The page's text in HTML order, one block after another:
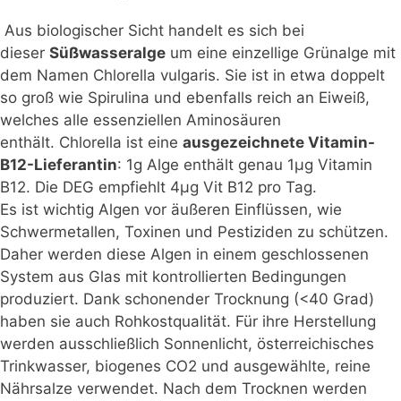
Aus biologischer Sicht handelt es sich bei
dieser Süßwasseralge um eine einzellige Grünalge mit
dem Namen Chlorella vulgaris. Sie ist in etwa doppelt
so groß wie Spirulina und ebenfalls reich an Eiweiß,
welches alle essenziellen Aminosäuren
enthält. Chlorella ist eine ausgezeichnete Vitamin-
B12-Lieferantin: 1g Alge enthält genau 1µg Vitamin
B12. Die DEG empfiehlt 4µg Vit B12 pro Tag.
Es ist wichtig Algen vor äußeren Einflüssen, wie
Schwermetallen, Toxinen und Pestiziden zu schützen.
Daher werden diese Algen in einem geschlossenen
System aus Glas mit kontrollierten Bedingungen
produziert. Dank schonender Trocknung (<40 Grad)
haben sie auch Rohkostqualität. Für ihre Herstellung
werden ausschließlich Sonnenlicht, österreichisches
Trinkwasser, biogenes CO2 und ausgewählte, reine
Nährsalze verwendet. Nach dem Trocknen werden